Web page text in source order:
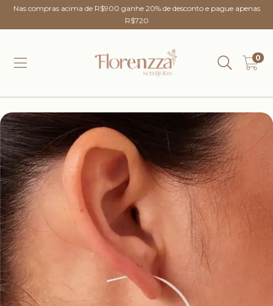
Nas compras acima de R$900 ganhe 20% de desconto e pague apenas
R$720
0